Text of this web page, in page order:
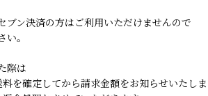
ン決済の方はご利用いただけませんので
。
際は
を確定してから請求金額をお知らせいたしま